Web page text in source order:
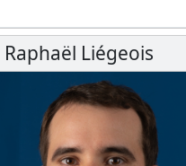
Raphaël Liégeois